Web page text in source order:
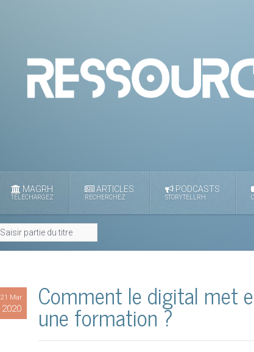
MAGRH
TÉLÉCHARGEZ
ARTICLES
RECHERCHEZ
PODCASTS
STORYTELLRH
21 Mar
2020 Comment le digital met
une formation ?